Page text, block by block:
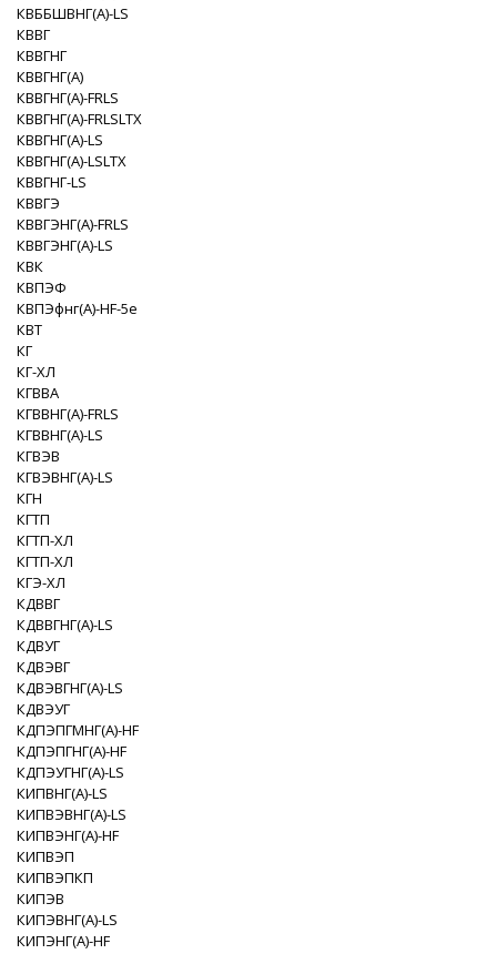
КВББШВНГ(A)-LS
КВВГ
КВВГНГ
КВВГНГ(A)
КВВГНГ(A)-FRLS
КВВГНГ(A)-FRLSLTX
КВВГНГ(A)-LS
КВВГНГ(A)-LSLTX
КВВГНГ-LS
КВВГЭ
КВВГЭНГ(A)-FRLS
КВВГЭНГ(A)-LS
КВК
КВПЭФ
КВПЭфнг(А)-HF-5e
КВТ
КГ
КГ-ХЛ
КГВВА
КГВВНГ(A)-FRLS
КГВВНГ(A)-LS
КГВЭВ
КГВЭВНГ(A)-LS
КГН
КГТП
КГТП-XЛ
КГТП-ХЛ
КГЭ-XЛ
КДВВГ
КДВВГНГ(A)-LS
КДВУГ
КДВЭВГ
КДВЭВГНГ(A)-LS
КДВЭУГ
КДПЭПГМНГ(A)-HF
КДПЭПГНГ(A)-HF
КДПЭУГНГ(A)-LS
КИПВНГ(A)-LS
КИПВЭВНГ(A)-LS
КИПВЭНГ(A)-HF
КИПВЭП
КИПВЭПКП
КИПЭВ
КИПЭВНГ(A)-LS
КИПЭНГ(A)-HF